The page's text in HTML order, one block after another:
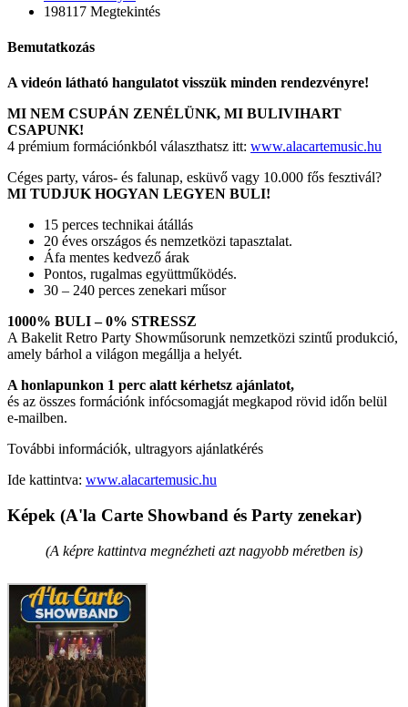
198117 Megtekintés
Bemutatkozás
A videón látható hangulatot visszük minden rendezvényre!
MI NEM CSUPÁN ZENÉLÜNK, MI BULIVIHART
CSAPUNK!
4 prémium formációnkból választhatsz itt: www.alacartemusic.hu
Céges party, város- és falunap, esküvő vagy 10.000 fős fesztivál?
MI TUDJUK HOGYAN LEGYEN BULI!
15 perces technikai átállás
20 éves országos és nemzetközi tapasztalat.
Áfa mentes kedvező árak
Pontos, rugalmas együttműködés.
30 – 240 perces zenekari műsor
1000% BULI – 0% STRESSZ
A Bakelit Retro Party Showműsorunk nemzetközi szintű produkció,
amely bárhol a világon megállja a helyét.
A honlapunkon 1 perc alatt kérhetsz ajánlatot,
és az összes formációnk infócsomagját megkapod rövid időn belül
e-mailben.
További információk, ultragyors ajánlatkérés
Ide kattintva: www.alacartemusic.hu
Képek (A'la Carte Showband és Party zenekar)
(A képre kattintva megnézheti azt nagyobb méretben is)